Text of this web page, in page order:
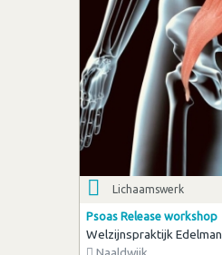
Lichaamswerk
Psoas Release workshop
Welzijnspraktijk Edelman